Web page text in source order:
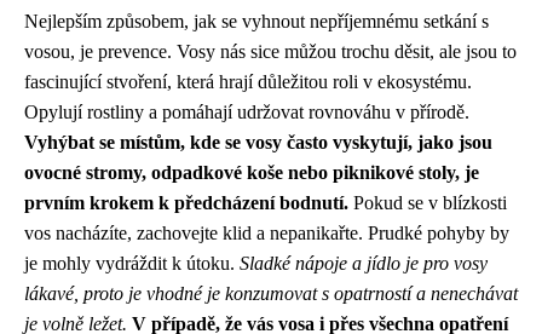
Nejlepším způsobem, jak se vyhnout nepříjemnému setkání s
vosou, je prevence. Vosy nás sice můžou trochu děsit, ale jsou to
fascinující stvoření, která hrají důležitou roli v ekosystému.
Opylují rostliny a pomáhají udržovat rovnováhu v přírodě.
Vyhýbat se místům, kde se vosy často vyskytují, jako jsou
ovocné stromy, odpadkové koše nebo piknikové stoly, je
prvním krokem k předcházení bodnutí. Pokud se v blízkosti
vos nacházíte, zachovejte klid a nepanikařte. Prudké pohyby by
je mohly vydráždit k útoku. Sladké nápoje a jídlo je pro vosy
lákavé, proto je vhodné je konzumovat s opatrností a nenechávat
je volně ležet. V případě, že vás vosa i přes všechna opatření